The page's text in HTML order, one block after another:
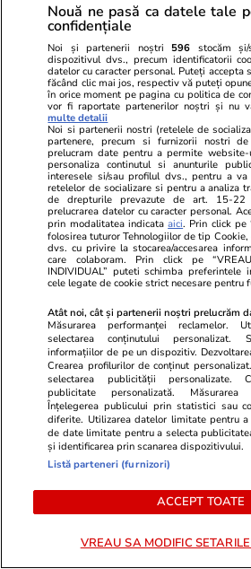
Cine poate retrage banii din
contul unei persoane decedate
Lifestyle
Ce este pământul de diatomee
și cum se utilizează
Știri România
Moștenitorii primesc o
prelungire pentru scutirea de
impozitul pe succesiune, după
atacul cibernetic de la ANCPI
Știri România
ROMATSA poate primi
Nouă ne pasă ca datele tale
confidențiale
Noi și partenerii noștri 596 stocăm
dispozitivul dvs., precum identificatorii
datelor cu caracter personal. Puteți accepta
făcând clic mai jos, respectiv vă puteți
în orice moment pe pagina cu politica de
vor fi raportate partenerilor noștri și nu
multe detalii
Noi si partenerii nostri (retelele de
partenere, precum si furnizorii nostri
prelucram date pentru a permite
personaliza continutul si anunturile
interesele si/sau profilul dvs., pentru a
retelelor de socializare si pentru a analiza
de drepturile prevazute de art. 15-
prelucrarea datelor cu caracter personal.
prin modalitatea indicataaici. Prin click pe
folosirea tuturor Tehnologiilor de tip
dvs. cu privire la stocarea/accesarea
care colaboram. Prin click pe
INDIVIDUAL” puteti schimba
cele legate de cookie strict necesare pentru
Atât noi, cât și partenerii noștri prelucrăm
Măsurarea performanței reclamelor.
selectarea conținutului personalizat.
informațiilor de pe un dispozitiv.
Crearea profilurilor de conținut
selectarea publicității personalizate.
publicitate personalizată. Măsurarea
Înțelegerea publicului prin statistici sau
diferite. Utilizarea datelor limitate pentru
de date limitate pentru a selecta
și identificarea prin scanarea dispozitivului.
Listă parteneri (furnizori)
ACCEPT TOATE
VREAU SA MODIFIC